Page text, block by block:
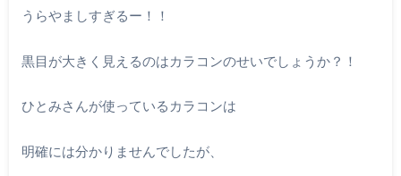
うらやましすぎるー！！
黒目が大きく見えるのはカラコンのせいでしょうか？！
ひとみさんが使っているカラコンは
明確には分かりませんでしたが、